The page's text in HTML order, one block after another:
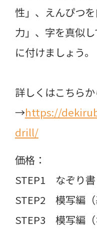
性」、えんぴつ
力」、字を真似
に付けましょう。
詳しくはこちらか
→https://
drill/
価格：
STEP1 なぞり
STEP2 模写編（
STEP3 模写編（